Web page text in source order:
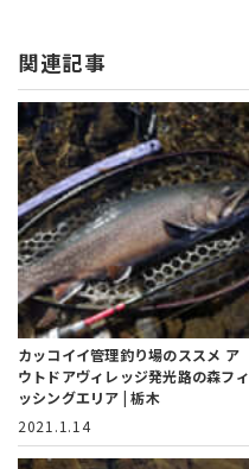
関連記事
カッコイイ管理釣り場のススメ ア
ウトドアヴィレッジ発光路の森フィ
ッシングエリア | 栃木
2021.1.14